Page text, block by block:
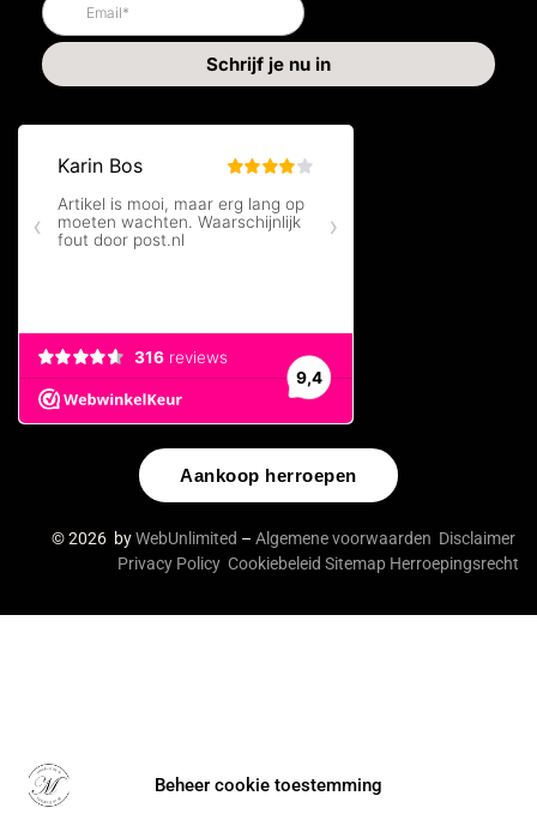
Beheer cookie toestemming
Aankoop herroepen
© 2026 byWebUnlimited – Algemene voorwaarden Disclaimer
Privacy Policy Cookiebeleid Sitemap Herroepingsrecht